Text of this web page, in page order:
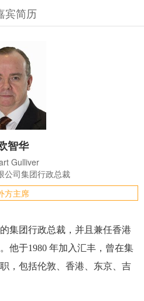
宾简历
智华
Gulliver
公司集团行政总裁
方主席
集团行政总裁，并且兼任香港
他于1980 年加入汇丰，曾在集
，包括伦敦、香港、东京、吉